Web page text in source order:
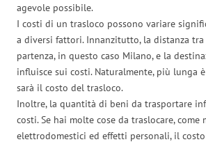
agevole possibile.
I costi di un trasloco possono variare
a diversi fattori. Innanzitutto, la distanza
partenza, in questo caso Milano, e la
influisce sui costi. Naturalmente, più lunga
sarà il costo del trasloco.
Inoltre, la quantità di beni da trasportare
costi. Se hai molte cose da traslocare, come
elettrodomestici ed effetti personali, il